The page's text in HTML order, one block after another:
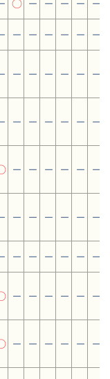
○ － － － － －
－ － － － － －
－ － － － － －
－ － － － － －
－ － － － － －
－ － － － － －
－ － － － － －
－ － － － － －
－ － － － － －